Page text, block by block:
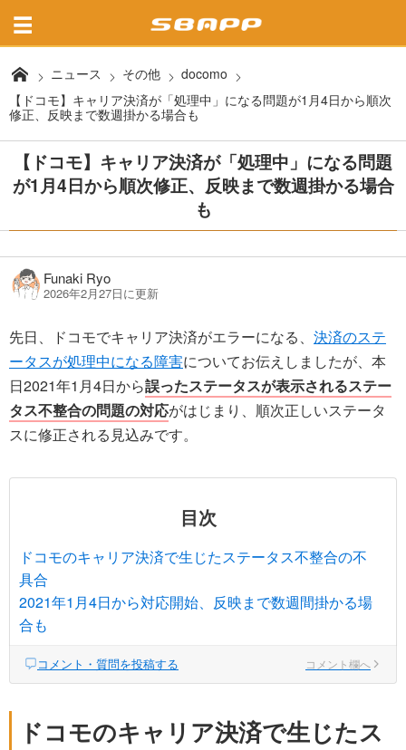
ニュース その他
docomo
【ドコモ】キャリア決済が「処理中」になる問題が1月4日から順次
修正、反映まで数週掛かる場合も
【ドコモ】キャリア決済が「処理中」になる問題
が1月4日から順次修正、反映まで数週掛かる場合
も
Funaki Ryo
2026年2月27日に更新
先日、ドコモでキャリア決済がエラーになる、 決済のステ
ータスが処理中になる障害についてお伝えしましたが、本
日2021年1月4日から誤ったステータスが表示されるステー
タス不整合の問題の対応がはじまり、順次正しいステータ
スに修正される見込みです。
目次
ドコモのキャリア決済で生じたステータス不整合の不
具合
2021年1月4日から対応開始、反映まで数週間掛かる場
合も
コメント・質問を投稿する コメント欄へ
ドコモのキャリア決済で生じたス